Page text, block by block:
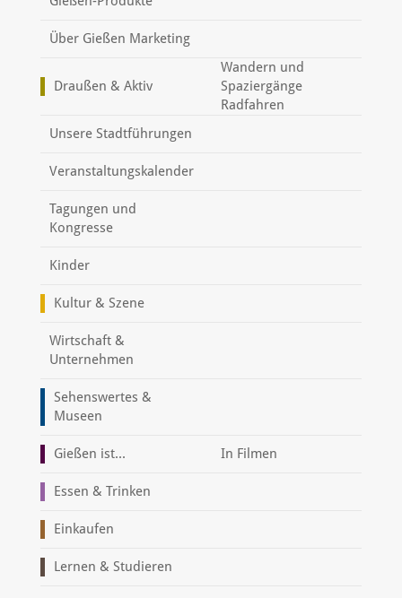
Über Gießen Marketing
Draußen & Aktiv
Wandern und
Spaziergänge
Radfahren
Unsere Stadtführungen
Veranstaltungskalender
Tagungen und
Kongresse
Kinder
Kultur & Szene
Wirtschaft &
Unternehmen
Sehenswertes &
Museen
Gießen ist... In Filmen
Essen & Trinken
Einkaufen
Lernen & Studieren